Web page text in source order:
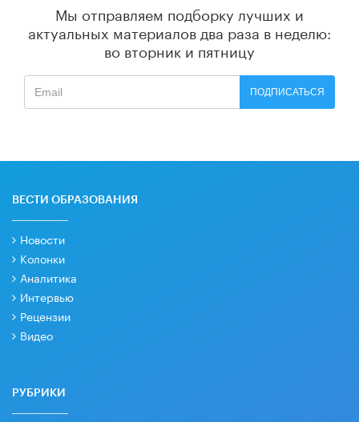
Мы отправляем подборку лучших и
актуальных материалов два раза в неделю:
во вторник и пятницу
ПОДПИСАТЬСЯ
ВЕСТИ ОБРАЗОВАНИЯ
Новости
Колонки
Аналитика
Интервью
Рецензии
Видео
РУБРИКИ